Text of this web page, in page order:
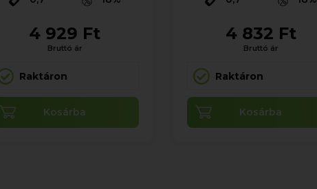
4 929 Ft
Bruttó ár
Raktáron
Kosárba
4 832 Ft
Bruttó ár
Raktáron
Kosárba